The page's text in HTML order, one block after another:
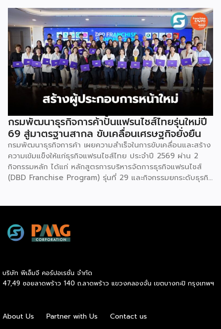
รวมกว่า 250 บูธ บนพื้นที่ 15,000 ตารางเมตร หวังเป็นทาง
เลือกสร้างรายได้เพิ่มและพยุงเศรษฐกิจไทยให้ฟื้นตัว เสิร์ฟครบ
จบในงานด้วยสินเชื่อ และทำเลทองทั่วประเทศ พร้อมเสวนาให้
ความรู้โดยผู้ทรงคุณวุฒิคับคั่ง และกิจกรรมเจรจาจับคู่ธุรกิจทั้งใน
และต่างประเทศ งานจัดต่อเนื่องระหว่างวันที่ 6-9 สิงหาคมนี้ ที่
ฮอลล์ 6-8 อิมแพ็คเมืองทองธานี คาดเม็ดเงินสะพัดในงานราว
220 ล้านบาท นายพูนพงษ์ นัยนาภากรณ์ อธิบดีกรมพัฒนา
ธุรกิจการค้า กระทรวงพาณิชย์ กล่าวว่า งาน ” Franchise Expo
Thailand & Thailand E-Commerce Selection Expo
(TESE 2026) เป็นเวทีแสดงธุรกิจแฟรนไชส์และโซลูชั่นส์แบบครบ
วงจร […]
กรมพัฒนาธุรกิจการค้าปั้นแฟรนไชส์ไทยรุ่นใหม่ปี
69 สู่มาตรฐานสากล ขับเคลื่อนเศรษฐกิจยั่งยืน
กรมพัฒนาธุรกิจการค้า เผยความสำเร็จในการขับเคลื่อนและสร้าง
ความเข้มแข็งให้แก่ธุรกิจแฟรนไชส์ไทย ประจำปี 2569 ผ่าน 2
กิจกรรมหลัก ได้แก่ หลักสูตรการบริหารจัดการธุรกิจแฟรนไชส์
(DBD Franchise Program) รุ่นที่ 29 และกิจกรรมยกระดับธุรกิจ
กรมพัฒนาธุรกิจการค้า กระทรวงพาณิชย์ เปิดเผยภายหลังเป็น
ประธานมอบประกาศนียบัตรแก่ผู้ประกอบการแฟรนไชส์ใน 2
กิจกรรมแรกเป็นการอบรมหลักสูตรการบริหารจัดการธุรกิจแฟรน
ไชส์ (DBD Franchise Program: DBD-FP) รุ่นที่ 29 ซึ่งเป็น
คุณวุฒิจากภาครัฐ ภาคเอกชน และสถาบันการศึกษา ที่มาร่วมบ่ม
บริษัท พีเอ็มจี คอร์ปอเรชั่น จำกัด
47,49 ซอยลาดพร้าว 140 ถ.ลาดพร้าว แขวงคลองจั่น เขตบางกะปิ กรุงเทพฯ
About Us Partner with Us Contact us